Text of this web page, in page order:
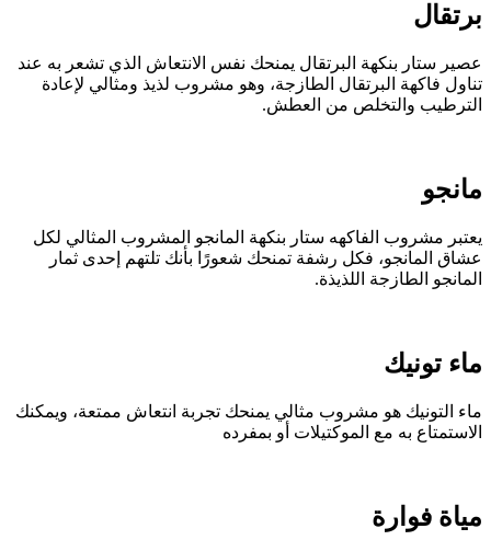
ستار بنكهة البرتقال يمنحك نفس الانتعاش الذي تشعر به عند
فاكهة البرتقال الطازجة، وهو مشروب لذيذ ومثالي لإعادة
والتخلص من العطش.
مشروب الفاكهه ستار بنكهة المانجو المشروب المثالي لكل
المانجو، فكل رشفة تمنحك شعورًا بأنك تلتهم إحدى ثمار
الطازجة اللذيذة.
تونيك
التونيك هو مشروب مثالي يمنحك تجربة انتعاش ممتعة، ويمكنك
به مع الموكتيلات أو بمفرده
فوارة